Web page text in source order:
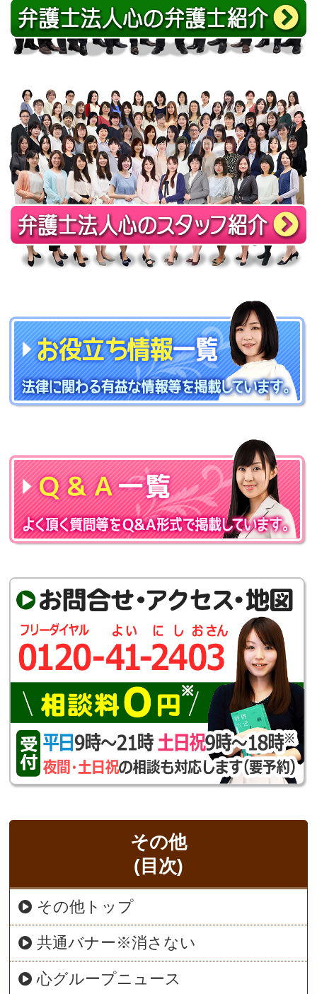
その他
(目次)
その他トップ
共通バナー※消さない
心グループニュース